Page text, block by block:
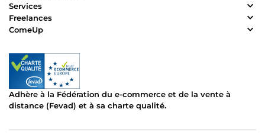
Services
Freelances
ComeUp
Adhère à la Fédération du e-commerce et de la vente à
distance (Fevad) et à sa charte qualité.